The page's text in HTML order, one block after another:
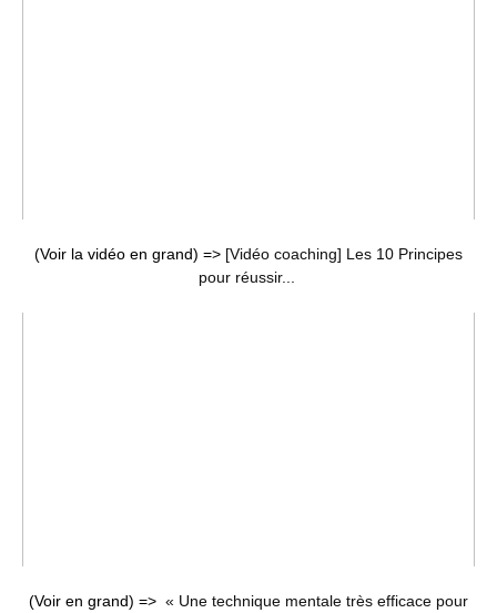
(Voir la vidéo en grand) => [Vidéo coaching] Les 10 Principes
pour réussir...
(Voir en grand) => « Une technique mentale très efficace pour